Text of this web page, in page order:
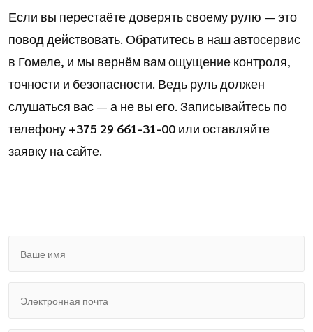
Если вы перестаёте доверять своему рулю — это
повод действовать. Обратитесь в наш автосервис
в Гомеле, и мы вернём вам ощущение контроля,
точности и безопасности. Ведь руль должен
слушаться вас — а не вы его. Записывайтесь по
телефону +375 29 661-31-00 или оставляйте
заявку на сайте.